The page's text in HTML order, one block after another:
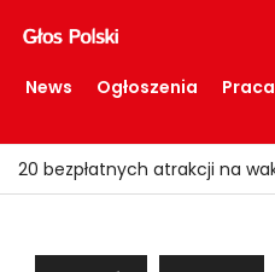
News Ogłoszenia Praca